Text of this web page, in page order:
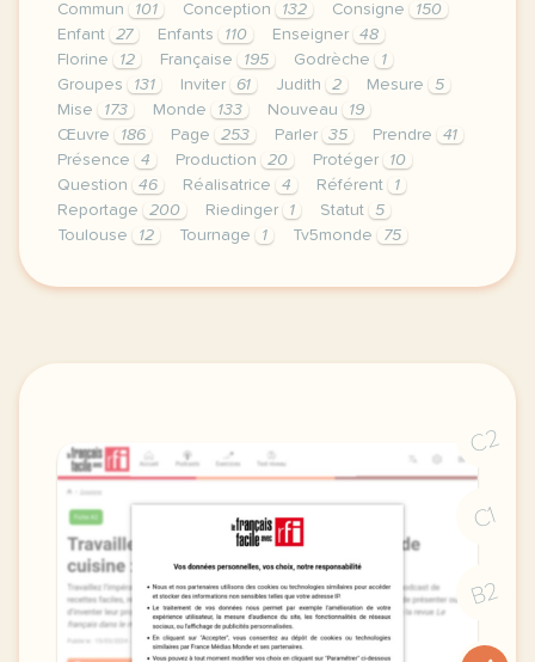
Commun
101 Conception 132 Consigne
150
Enfant
27 Enfants 110 Enseigner
48
Florine
12 Française 195 Godrèche
1
Groupes
131 Inviter 61 Judith 2 Mesure
5
Mise
173 Monde 133 Nouveau
19
Œuvre
186 Page 253 Parler 35 Prendre
41
Présence
4 Production 20 Protéger
10
Question
46 Réalisatrice 4 Référent
1
Reportage
200 Riedinger 1 Statut
5
Toulouse
12 Tournage 1 Tv5monde 75
le respect de votre vie privee est une priorite
C2
C1
B2